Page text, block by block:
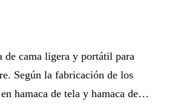
de cama ligera y portátil para
Según la fabricación de los
hamaca de tela y hamaca de